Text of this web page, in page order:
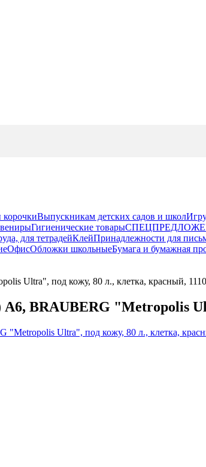
корочкиВыпускникам детских садов и школ
Гигиенические товары
для тетрадейКлейПринадлежности для
ОфисОбложки школьныеБумага и бумажная
Ultra", под кожу, 80 л., клетка, красный,
"Metropolis